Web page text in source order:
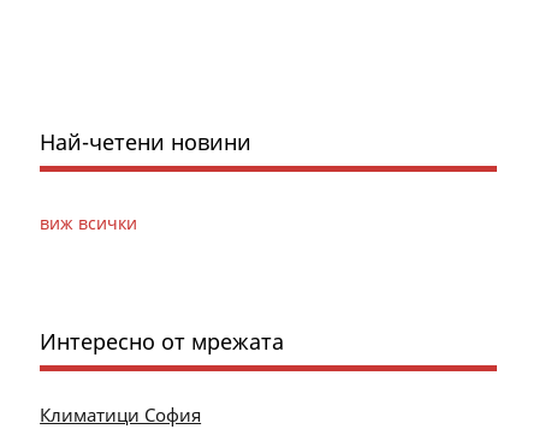
Най-четени новини
виж всички
Интересно от мрежата
Климатици София